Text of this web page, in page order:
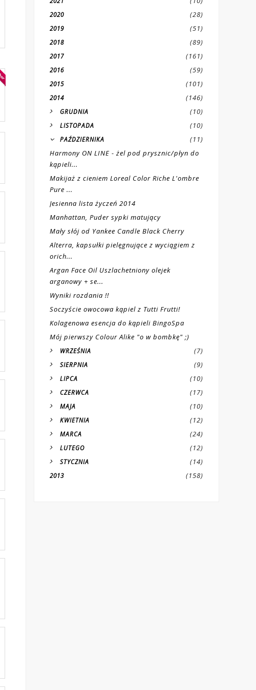
2020 (28)
2019 (51)
2018 (89)
2017 (161)
2016 (59)
2015 (101)
2014 (146)
GRUDNIA (10)
LISTOPADA (10)
PAŹDZIERNIKA
(11)
Harmony ON LINE - żel pod prysznic/płyn do
kąpieli...
Makijaż z cieniem Loreal Color Riche L'ombre
Pure ...
Jesienna lista życzeń 2014
Manhattan, Puder sypki matujący
Mały słój od Yankee Candle Black Cherry
Alterra, kapsułki pielęgnujące z wyciągiem z
orich...
Argan Face Oil Uszlachetniony olejek
arganowy + se...
Wyniki rozdania !!
Soczyście owocowa kąpiel z Tutti Frutti!
Kolagenowa esencja do kąpieli BingoSpa
Mój pierwszy Colour Alike "o w bombkę" ;)
WRZEŚNIA (7)
SIERPNIA (9)
LIPCA (10)
CZERWCA (17)
MAJA (10)
KWIETNIA (12)
MARCA (24)
LUTEGO (12)
STYCZNIA (14)
2013 (158)